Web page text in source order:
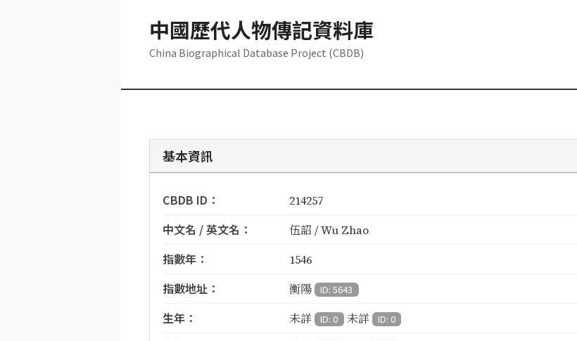
中國歷代人物傳記資料庫
China Biographical Database Project (CBDB)
基本資訊
CBDB ID： 214257
中文名 / 英文名： 伍詔 / Wu Zhao
指數年： 1546
指數地址： 衡陽 ID: 5643
生年： 未詳 ID: 0 未詳 ID: 0